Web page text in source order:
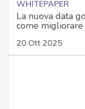
WHITEPAPER
La nuova data
come
20 Ott 2025